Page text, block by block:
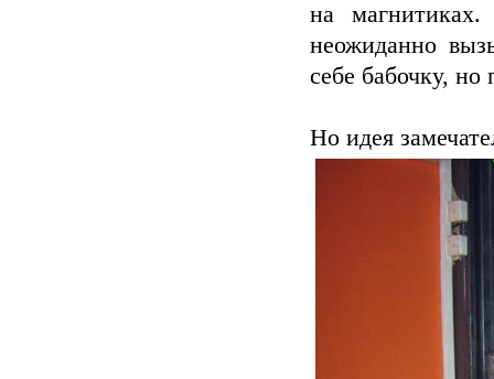
на
неожиданно
себе бабочку,
Но идея